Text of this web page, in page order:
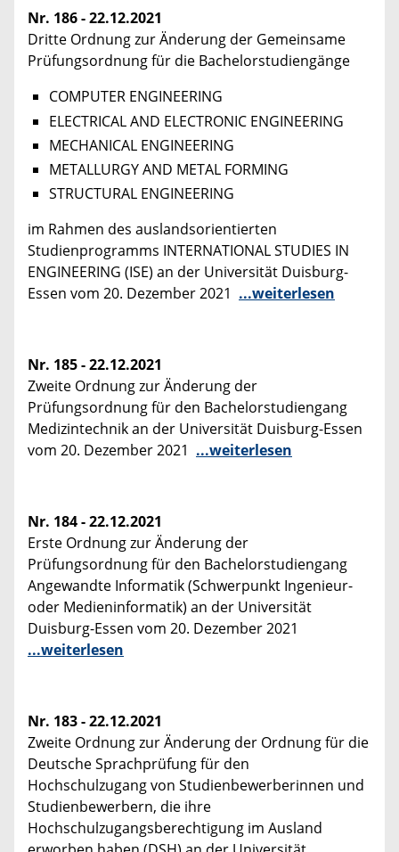
Nr. 186 - 22.12.2021
Dritte Ordnung zur Änderung der Gemeinsame
Prüfungsordnung für die Bachelorstudiengänge
COMPUTER ENGINEERING
ELECTRICAL AND ELECTRONIC ENGINEERING
MECHANICAL ENGINEERING
METALLURGY AND METAL FORMING
STRUCTURAL ENGINEERING
im Rahmen des auslandsorientierten
Studienprogramms INTERNATIONAL STUDIES IN
ENGINEERING (ISE) an der Universität Duisburg-
Essen vom 20. Dezember 2021 ...weiterlesen
Nr. 185 - 22.12.2021
Zweite Ordnung zur Änderung der
Prüfungsordnung für den Bachelorstudiengang
Medizintechnik an der Universität Duisburg-Essen
vom 20. Dezember 2021 ...weiterlesen
Nr. 184 - 22.12.2021
Erste Ordnung zur Änderung der
Prüfungsordnung für den Bachelorstudiengang
Angewandte Informatik (Schwerpunkt Ingenieur-
oder Medieninformatik) an der Universität
Duisburg-Essen vom 20. Dezember 2021
...weiterlesen
Nr. 183 - 22.12.2021
Zweite Ordnung zur Änderung der Ordnung für die
Deutsche Sprachprüfung für den
Hochschulzugang von Studienbewerberinnen und
Studienbewerbern, die ihre
Hochschulzugangsberechtigung im Ausland